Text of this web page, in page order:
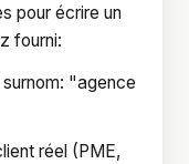
pour écrire un
fourni:
"agence
réel (PME,